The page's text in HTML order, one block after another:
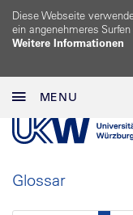
Diese Webseite
ein angenehmeres
Weitere Informationen
MENU
Glossar